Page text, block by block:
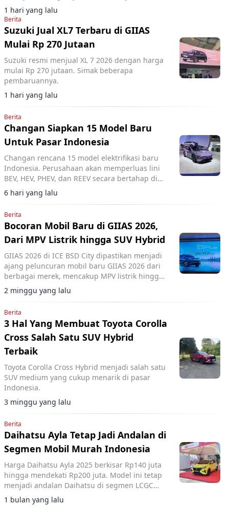
1 hari yang lalu
Berita
Suzuki Jual XL7 Terbaru di GIIAS
Mulai Rp 270 Jutaan
Suzuki resmi menjual XL 7 2026 dengan harga
mulai Rp 270 jutaan. Simak beberapa
pembaruannya.
1 hari yang lalu
Berita
Changan Siapkan 15 Model Baru
Untuk Pasar Indonesia
Changan rencana 15 model elektrifikasi baru
Indonesia. Perusahaan akan memperluas lini
BEV, HEV, PHEV, dan REEV secara bertahap di
pasar lokal.
6 hari yang lalu
Berita
Bocoran Mobil Baru di GIIAS 2026,
Dari MPV Listrik hingga SUV Hybrid
GIIAS 2026 di ICE BSD City dipastikan menjadi
ajang peluncuran mobil baru GIIAS 2026 dari
berbagai merek, mencakup MPV listrik hingga
SUV hybrid.
2 minggu yang lalu
Berita
3 Hal Yang Membuat Toyota Corolla
Cross Salah Satu SUV Hybrid
Terbaik
Toyota Corolla Cross Hybrid menjadi salah satu
SUV medium yang cukup menarik di pasar
Indonesia.
3 minggu yang lalu
Berita
Daihatsu Ayla Tetap Jadi Andalan di
Segmen Mobil Murah Indonesia
Harga Daihatsu Ayla 2025 berkisar Rp140 juta
hingga mendekati Rp200 juta. Model ini tetap
menjadi andalan Daihatsu di segmen LCGC
berkat efisiensi bahan bakar dan platform
1 bulan yang lalu